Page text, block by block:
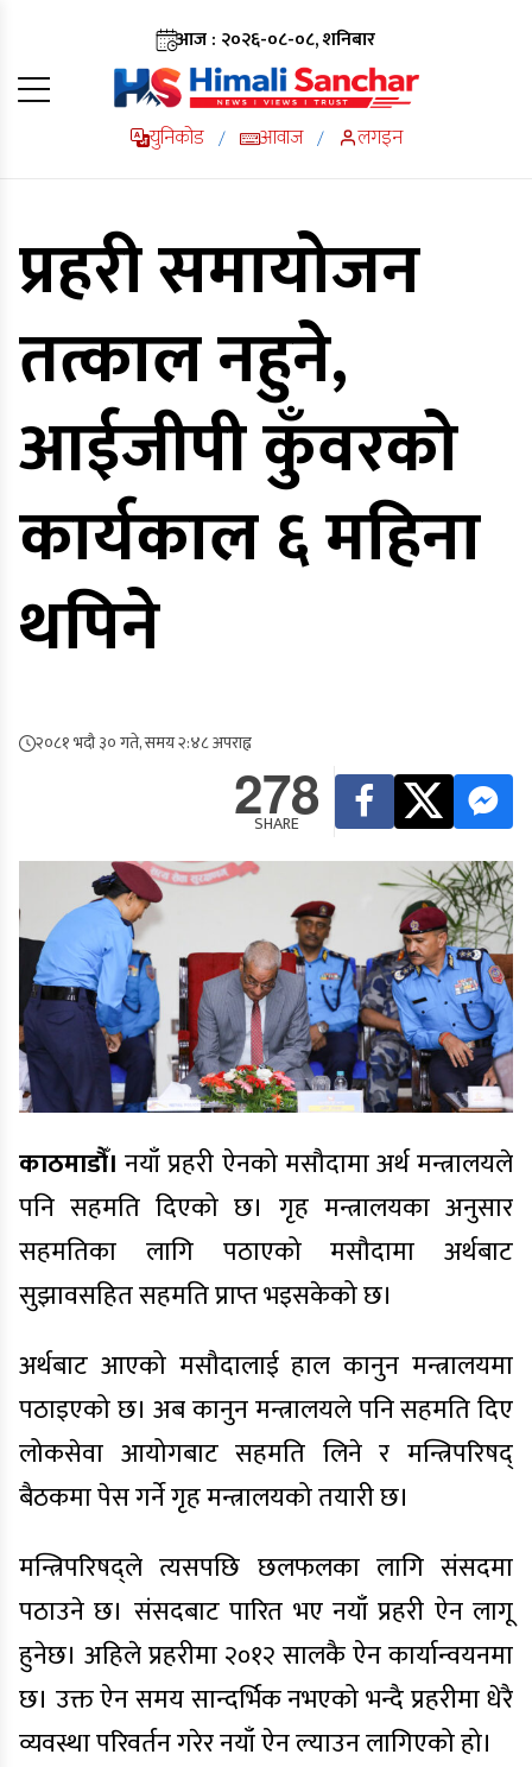
आज : २०२६-०८-०८, शनिबार
युनिकोड / आवाज / लगइन
प्रहरी समायोजन
तत्काल नहुने,
आईजीपी कुँवरको
कार्यकाल ६ महिना
थपिने
२०८१ भदौ ३० गते, समय २:४८ अपराह्न
278
SHARE
काठमाडौँ। नयाँ प्रहरी ऐनको मसौदामा अर्थ मन्त्रालयले
पनि सहमति दिएको छ। गृह मन्त्रालयका अनुसार
सहमतिका लागि पठाएको मसौदामा अर्थबाट
सुझावसहित सहमति प्राप्त भइसकेको छ।
अर्थबाट आएको मसौदालाई हाल कानुन मन्त्रालयमा
पठाइएको छ। अब कानुन मन्त्रालयले पनि सहमति दिए
लोकसेवा आयोगबाट सहमति लिने र मन्त्रिपरिषद्
बैठकमा पेस गर्ने गृह मन्त्रालयको तयारी छ।
मन्त्रिपरिषद्ले त्यसपछि छलफलका लागि संसदमा
पठाउने छ। संसदबाट पारित भए नयाँ प्रहरी ऐन लागू
हुनेछ। अहिले प्रहरीमा २०१२ सालकै ऐन कार्यान्वयनमा
छ। उक्त ऐन समय सान्दर्भिक नभएको भन्दै प्रहरीमा धेरै
व्यवस्था परिवर्तन गरेर नयाँ ऐन ल्याउन लागिएको हो।